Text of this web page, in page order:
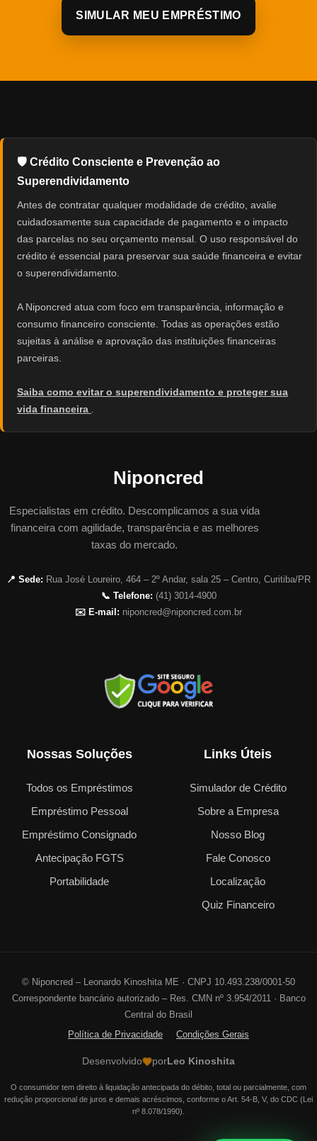
SIMULAR MEU EMPRÉSTIMO
🛡️ Crédito Consciente e Prevenção ao
Superendividamento
Antes de contratar qualquer modalidade de crédito, avalie
cuidadosamente sua capacidade de pagamento e o impacto
das parcelas no seu orçamento mensal. O uso responsável do
crédito é essencial para preservar sua saúde financeira e evitar
o superendividamento.
A Niponcred atua com foco em transparência, informação e
consumo financeiro consciente. Todas as operações estão
sujeitas à análise e aprovação das instituições financeiras
parceiras.
Saiba como evitar o superendividamento e proteger sua
vida financeira .
Niponcred
Especialistas em crédito. Descomplicamos a sua vida
financeira com agilidade, transparência e as melhores
taxas do mercado.
📍 Sede: Rua José Loureiro, 464 – 2º Andar, sala 25 – Centro, Curitiba/PR
📞 Telefone: (41) 3014-4900
✉️ E-mail: niponcred@niponcred.com.br
Nossas Soluções
Todos os Empréstimos
Empréstimo Pessoal
Empréstimo Consignado
Antecipação FGTS
Portabilidade
Links Úteis
Simulador de Crédito
Sobre a Empresa
Nosso Blog
Fale Conosco
Localização
Quiz Financeiro
© Niponcred – Leonardo Kinoshita ME · CNPJ 10.493.238/0001-50
Correspondente bancário autorizado – Res. CMN nº 3.954/2011 · Banco
Central do Brasil
Política de Privacidade
Condições Gerais
Desenvolvido por Leo Kinoshita
O consumidor tem direito à liquidação antecipada do débito, total ou parcialmente, com
redução proporcional de juros e demais acréscimos, conforme o Art. 54-B, V, do CDC (Lei
nº 8.078/1990).